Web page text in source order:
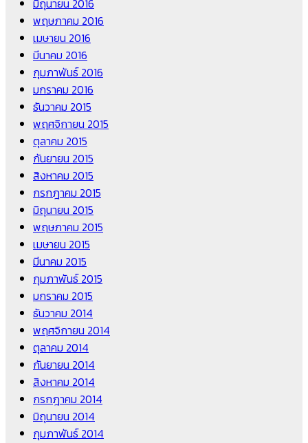
มิถุนายน 2016
พฤษภาคม 2016
เมษายน 2016
มีนาคม 2016
กุมภาพันธ์ 2016
มกราคม 2016
ธันวาคม 2015
พฤศจิกายน 2015
ตุลาคม 2015
กันยายน 2015
สิงหาคม 2015
กรกฎาคม 2015
มิถุนายน 2015
พฤษภาคม 2015
เมษายน 2015
มีนาคม 2015
กุมภาพันธ์ 2015
มกราคม 2015
ธันวาคม 2014
พฤศจิกายน 2014
ตุลาคม 2014
กันยายน 2014
สิงหาคม 2014
กรกฎาคม 2014
มิถุนายน 2014
กุมภาพันธ์ 2014